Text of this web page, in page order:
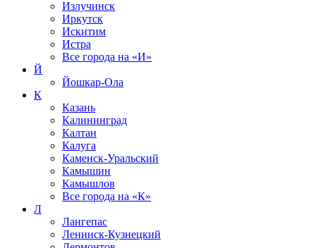
Излучинск
Иркутск
Искитим
Истра
Все города на «И»
Й
Йошкар-Ола
К
Казань
Калининград
Калтан
Калуга
Каменск-Уральский
Камышин
Камышлов
Все города на «К»
Л
Лангепас
Ленинск-Кузнецкий